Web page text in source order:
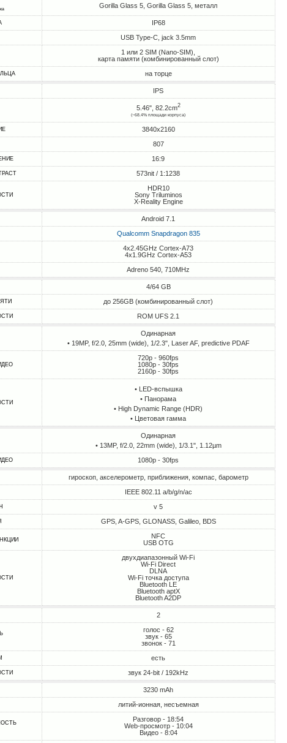
Gorilla Glass 5, Gorilla Glass 5, металл
IP68
USB Type-C, jack 3.5mm
1 или 2 SIM (Nano-SIM),
карта памяти (комбинированный слот)
на торце
IPS
5.46", 82.2cm2
(~68.4% площади корпуса)
3840x2160
807
16:9
573nit / 1:1238
HDR10
Sony Triluminos
X-Reality Engine
Android 7.1
Qualcomm Snapdragon 835
4x2.45GHz Cortex-A73
4x1.9GHz Cortex-A53
Adreno 540, 710MHz
4/64 GB
до 256GB (комбинированный слот)
ROM UFS 2.1
Одинарная
• 19MP, f/2.0, 25mm (wide), 1/2.3", Laser AF, predictive PDAF
720p - 960fps
1080p - 30fps
2160p - 30fps
• LED-вспышка
• Панорама
• High Dynamic Range (HDR)
• Цветовая гамма
Одинарная
• 13MP, f/2.0, 22mm (wide), 1/3.1", 1.12µm
1080p - 30fps
гироскоп, акселерометр, приближения, компас, барометр
IEEE 802.11 a/b/g/n/ac
v 5
GPS, A-GPS, GLONASS, Galileo, BDS
NFC
USB OTG
двухдиапазонный Wi-Fi
Wi-Fi Direct
DLNA
Wi-Fi точка доступа
Bluetooth LE
Bluetooth aptX
Bluetooth A2DP
2
голос - 62
звук - 65
звонок - 71
есть
звук 24-bit / 192kHz
3230 mAh
литий-ионная, несъемная
Разговор - 18:54
Web-просмотр - 10:04
Видео - 8:04